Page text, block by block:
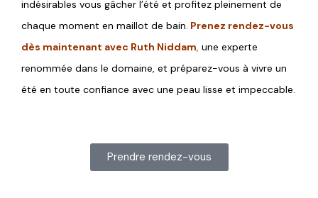
indésirables vous gâcher l’été et profitez pleinement de
chaque moment en maillot de bain. Prenez rendez-vous
dès maintenant avec Ruth Niddam, une experte
renommée dans le domaine, et préparez-vous à vivre un
été en toute confiance avec une peau lisse et impeccable.
Prendre rendez-vous